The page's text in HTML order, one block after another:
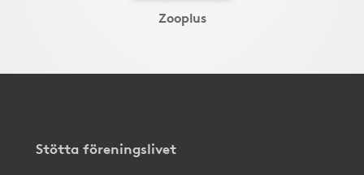
Zooplus
Stötta föreningslivet